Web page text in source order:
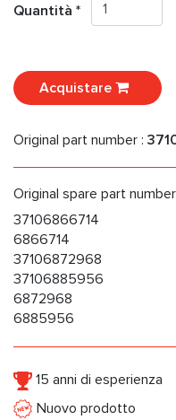
Quantità *
Acquistare
Original part number :
Original spare part
37106866714
6866714
37106872968
37106885956
6872968
6885956
15 anni di esperienza
Nuovo prodotto